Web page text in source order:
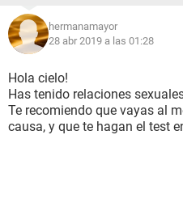
hermanamayor
28 abr 2019 a las 01:28
Hola cielo!
Has tenido relaciones
Te recomiendo que vayas al
causa, y que te hagan el test